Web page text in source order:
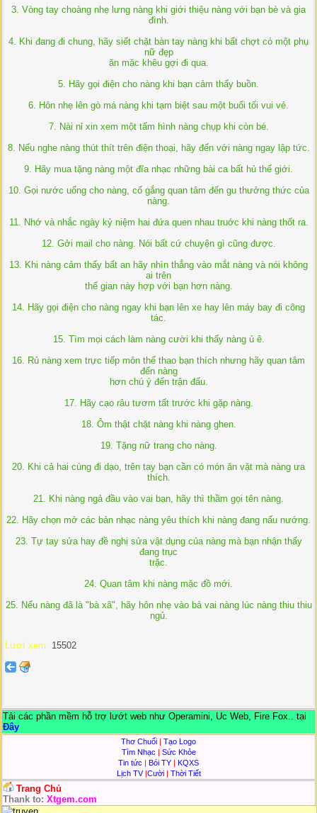
3. Vòng tay choàng nhẹ lưng nàng khi giới thiệu nàng với bạn bè và gia
đình.
4. Khi đang đi chung, hãy siết chặt bàn tay nàng khi bất chợt có một phụ
nữ đẹp
ăn mặc khêu gợi đi qua.
5. Hãy gọi điện cho nàng khi bạn cảm thấy buồn.
6. Hôn nhẹ lên gò má nàng khi tạm biệt sau một buổi tối vui vẻ.
7. Nài nỉ xin xem một tấm hình nàng chụp khi còn bé.
8. Nếu nghe nàng thút thít trên điện thoại, hãy đến với nàng ngay lập tức.
9. Hãy mua tặng nàng một đĩa nhạc những bài ca bất hủ thế giới.
10. Gọi nước uống cho nàng, cố gắng quan tâm đến gu thưởng thức của
nàng.
11. Nhớ và nhắc ngày kỷ niệm hai đứa quen nhau truớc khi nàng thốt ra.
12. Gởi mail cho nàng. Nói bất cứ chuyện gì cũng được.
13. Khi nàng cảm thấy bất an hãy nhìn thẳng vào mắt nàng và nói không
ai trên
thế gian này hợp với bạn hơn nàng.
14. Hãy gọi điện cho nàng ngay khi bạn lên xe hay lên máy bay đi công
tác.
15. Tìm mọi cách làm nàng cười khi thấy nàng ủ ê.
16. Rủ nàng xem trực tiếp môn thể thao bạn thích nhưng hãy quan tâm
đến nàng
hơn chú ý đến trận đấu.
17. Hãy cạo râu tươm tất trước khi gặp nàng.
18. Ôm thật chặt nàng khi nàng ghen.
19. Tặng nữ trang cho nàng.
20. Khi cả hai cùng đi dạo, trên tay bạn cần có món ăn vặt mà nàng ưa
thích.
21. Khi nàng ngả đầu vào vai bạn, hãy thì thầm gọi tên nàng.
22. Hãy chọn mở các bản nhạc nàng yêu thích khi nàng đang nấu nướng.
23. Tự tay sửa hay đề nghị sửa vật dụng của nàng mà bạn nhận thấy
đang trục
trặc.
24. Quan tâm khi nàng mặc đồ mới.
25. Nếu nàng đã là "bà xã", hãy hôn nhẹ vào bả vai nàng lúc nàng thiu thiu
ngủ.
Lượt xem: 15502
Tải các phần mềm hỗ trợ lướt web như Operamini, Uc Web, Fire Fox.. tại
Đây
Thơ Chuối | Tạo Logo
Tìm Nhạc | Sức Khỏe
Tin tức | Bói TY | KQXS
Lịch TV|Cười| Thời Tiết
Trang Chủ
Thank to: Xtgem.com